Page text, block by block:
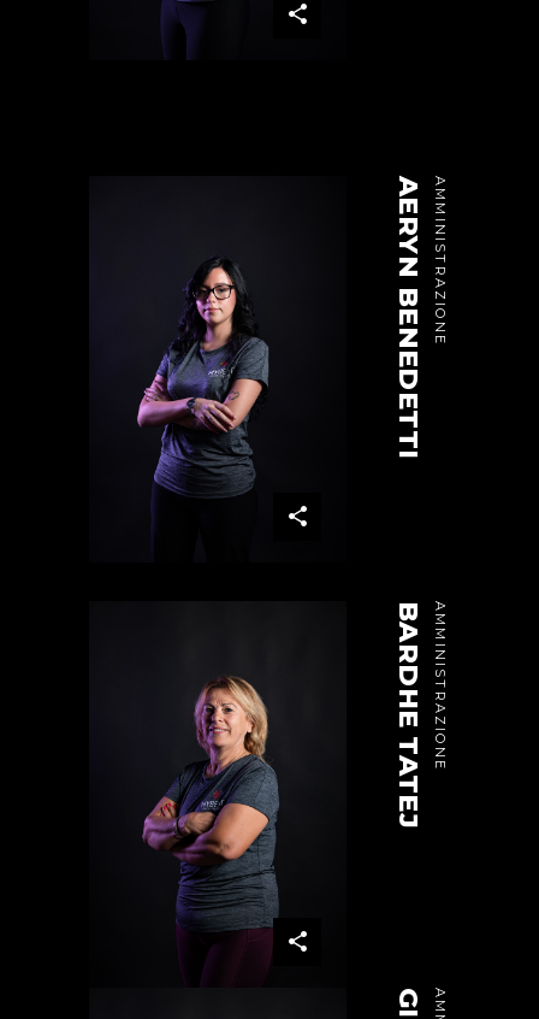
AMMINISTRAZIONE
AERYN BENEDETTI
AMMINISTRAZIONE
BARDHE TATEJ